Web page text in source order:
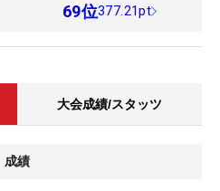
69位377.21pt
大会成績/スタッツ
成績